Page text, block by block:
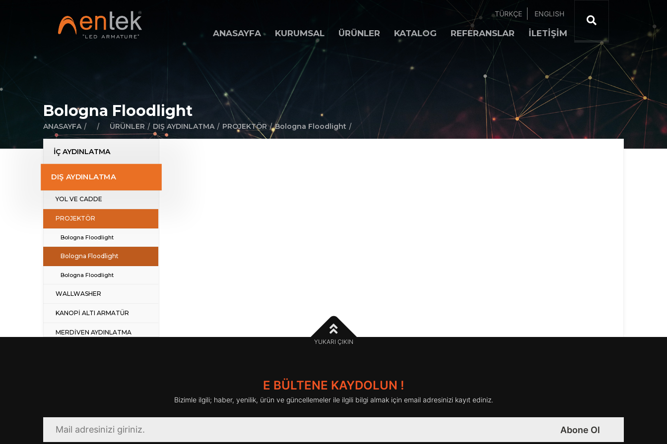
TÜRKÇE ENGLISH
ANASAYFA KURUMSAL ÜRÜNLER KATALOG REFERANSLAR İLETİŞİM
Bologna Floodlight
ANASAYFA/ / ÜRÜNLER / DIŞ AYDINLATMA/ PROJEKTÖR/ Bologna Floodlight /
İÇ AYDINLATMA
DIŞ AYDINLATMA
YOL VE CADDE
PROJEKTÖR
Bologna Floodlight
Bologna Floodlight
Bologna Floodlight
WALLWASHER
KANOPİ ALTI ARMATÜR
MERDİVEN AYDINLATMA
YERE GÖMME ARMATÜR
YUKARI ÇIKIN
E BÜLTENE KAYDOLUN !
Bizimle ilgili; haber, yenilik, ürün ve güncellemeler ile ilgili bilgi almak için email adresinizi kayıt ediniz.
Abone Ol